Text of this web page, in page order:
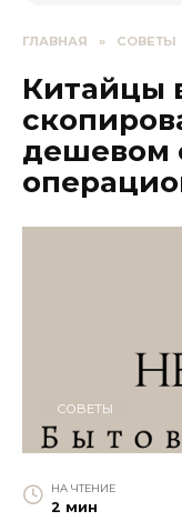
ГЛАВНАЯ » СОВЕТЫ
Китайцы
дешевом
СОВЕТЫ
НА ЧТЕНИЕ
2 мин